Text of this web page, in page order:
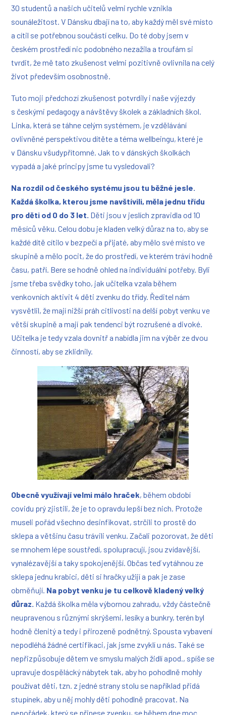
30 studentů a našich učitelů velmi rychle vznikla
sounáležitost. V Dánsku dbají na to, aby každý měl své místo
a cítil se potřebnou součástí celku. Do té doby jsem v
českém prostředí nic podobného nezažila a troufám si
tvrdit, že mě tato zkušenost velmi pozitivně ovlivnila na celý
život především osobnostně.
Tuto moji předchozí zkušenost potvrdily i naše výjezdy
s českými pedagogy a návštěvy školek a základních škol.
Linka, která se táhne celým systémem, je vzdělávání
ovlivněné perspektivou dítěte a téma wellbeingu, které je
v Dánsku všudypřítomné. Jak to v dánských školkách
vypadá a jaké principy jsme tu vysledovali?
Na rozdíl od českého systému jsou tu běžné jesle.
Každá školka, kterou jsme navštívili, měla jednu třídu
pro děti od 0 do 3 let. Děti jsou v jeslích zpravidla od 10
měsíců věku. Celou dobu je kladen velký důraz na to, aby se
každé dítě cítilo v bezpečí a přijaté, aby mělo své místo ve
skupině a mělo pocit, že do prostředí, ve kterém tráví hodně
času, patří. Bere se hodně ohled na individuální potřeby. Byli
jsme třeba svědky toho, jak učitelka vzala během
venkovních aktivit 4 děti zvenku do třídy. Ředitel nám
vysvětlil, že mají nižší práh citlivosti na delší pobyt venku ve
větší skupině a mají pak tendenci být rozrušené a divoké.
Učitelka je tedy vzala dovnitř a nabídla jim na výběr ze dvou
činností, aby se zklidnily.
Obecně využívají velmi málo hraček, během období
covidu prý zjistili, že je to opravdu lepší bez nich. Protože
museli pořád všechno desinfikovat, strčili to prostě do
sklepa a většinu času trávili venku. Začali pozorovat, že děti
se mnohem lépe soustředí, spolupracují, jsou zvídavější,
vynalézavější a taky spokojenější. Občas teď vytáhnou ze
sklepa jednu krabici, děti si hračky užijí a pak je zase
obměňují. Na pobyt venku je tu celkově kladený velký
důraz. Každá školka měla výbornou zahradu, vždy částečně
neupravenou s různými skrýšemi, lesíky a bunkry, terén byl
hodně členitý a tedy i přirozeně podnětný. Spousta vybavení
nepodléhá žádné certifikaci, jak jsme zvyklí u nás. Také se
nepřizpůsobuje dětem ve smyslu malých židlí apod., spíše se
upravuje dospělácký nábytek tak, aby ho pohodlně mohly
používat děti, tzn. z jedné strany stolu se například přidá
stupínek, aby u něj mohly děti pohodlně pracovat. Na
nepořádek, který se přinese zvenku, se během dne moc